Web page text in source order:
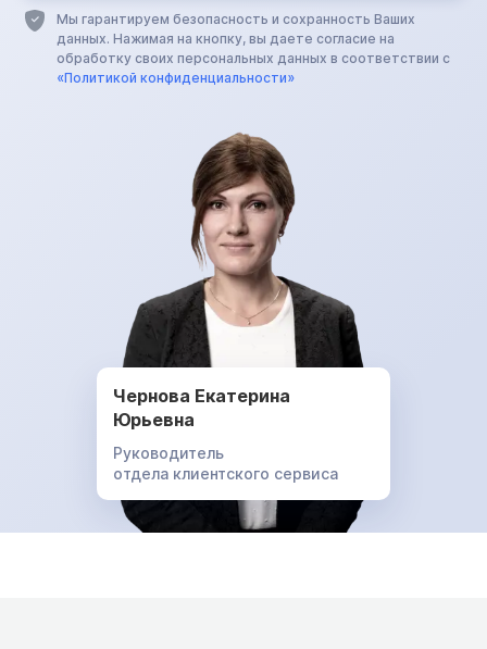
Мы гарантируем безопасность и сохранность Ваших
данных. Нажимая на кнопку, вы даете согласие на
обработку своих персональных данных в соответствии с
«Политикой конфиденциальности»
Чернова Екатерина
Юрьевна
Руководитель
отдела клиентского сервиса